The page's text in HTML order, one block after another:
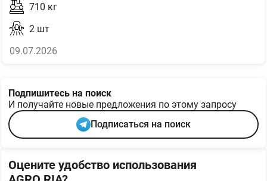
710 кг
2 шт
09.07.2026
Подпишитесь на поиск
И получайте новые предложения по этому запросу
Подписаться на поиск
Оцените удобство использования